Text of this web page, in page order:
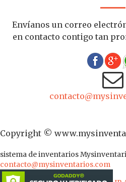
Envíanos un correo
en contacto contigo tan
Copyright ©
sistema de inventarios
contacto@mysinventarios.com